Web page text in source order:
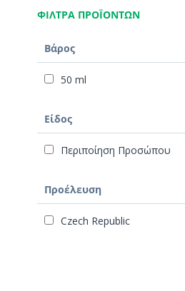
ΦΊΛΤΡΑ ΠΡΟΪΌΝΤΩΝ
Βάρος
50 ml
Είδος
Περιποίηση Προσώπου
Προέλευση
Czech Republic